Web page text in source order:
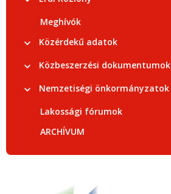
Meghívók
Közérdekű adatok
Közbeszerzési dokumentumok
Nemzetiségi önkormányzatok
Lakossági fórumok
ARCHÍVUM